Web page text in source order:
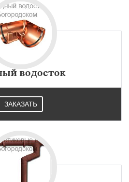
водосток
ЗАКАЗАТЬ